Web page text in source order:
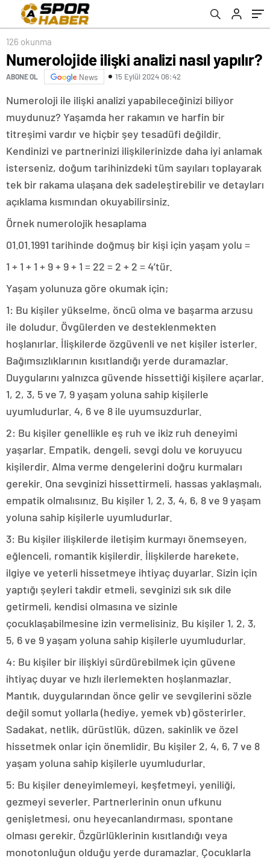
126 okunma
Numerolojide ilişki analizi nasıl yapılır?
ABONE OL News 15 Eylül 2024 06:42
Numeroloji ile ilişki analizi yapabileceğinizi biliyor
muydunuz? Yaşamda her rakamın ve harfin bir
titreşimi vardır ve hiçbir şey tesadüfi değildir.
Kendinizi ve partnerinizi ilişkilerinizde daha iyi anlamak
isterseniz, doğum tarihinizdeki tüm sayıları toplayarak
tek bir rakama ulaşana dek sadeleştirebilir ve detayları
açıklama kısmından okuyabilirsiniz.
Örnek numerolojik hesaplama
01.01.1991 tarihinde doğmuş bir kişi için yaşam yolu =
1 + 1 + 1 + 9 + 9 + 1 = 22 = 2 + 2 = 4’tür.
Yaşam yolunuza göre okumak için;
1: Bu kişiler yükselme, öncü olma ve başarma arzusu
ile doludur. Övgülerden ve desteklenmekten
hoşlanırlar. İlişkilerde özgüvenli ve net kişiler isterler.
Bağımsızlıklarının kısıtlandığı yerde duramazlar.
Duygularını yalnızca güvende hissettiği kişilere açarlar.
1, 2, 3, 5 ve 7, 9 yaşam yoluna sahip kişilerle
uyumludurlar. 4, 6 ve 8 ile uyumsuzdurlar.
2: Bu kişiler genellikle eş ruh ve ikiz ruh deneyimi
yaşarlar. Empatik, dengeli, sevgi dolu ve koruyucu
kişilerdir. Alma verme dengelerini doğru kurmaları
gerekir. Ona sevginizi hissettirmeli, hassas yaklaşmalı,
empatik olmalısınız. Bu kişiler 1, 2, 3, 4, 6, 8 ve 9 yaşam
yoluna sahip kişilerle uyumludurlar.
3: Bu kişiler ilişkilerde iletişim kurmayı önemseyen,
eğlenceli, romantik kişilerdir. İlişkilerde harekete,
ilgiye ve yeterli hissetmeye ihtiyaç duyarlar. Sizin için
yaptığı şeyleri takdir etmeli, sevginizi sık sık dile
getirmeli, kendisi olmasına ve sizinle
çocuklaşabilmesine izin vermelisiniz. Bu kişiler 1, 2, 3,
5, 6 ve 9 yaşam yoluna sahip kişilerle uyumludurlar.
4: Bu kişiler bir ilişkiyi sürdürebilmek için güvene
ihtiyaç duyar ve hızlı ilerlemekten hoşlanmazlar.
Mantık, duygularından önce gelir ve sevgilerini sözle
değil somut yollarla (hediye, yemek vb) gösterirler.
Sadakat, netlik, dürüstlük, düzen, sakinlik ve özel
hissetmek onlar için önemlidir. Bu kişiler 2, 4, 6, 7 ve 8
yaşam yoluna sahip kişilerle uyumludurlar.
5: Bu kişiler deneyimlemeyi, keşfetmeyi, yeniliği,
gezmeyi severler. Partnerlerinin onun ufkunu
genişletmesi, onu heyecanlandırması, spontane
olması gerekir. Özgürlüklerinin kısıtlandığı veya
monotonluğun olduğu yerde duramazlar. Çocuklarla